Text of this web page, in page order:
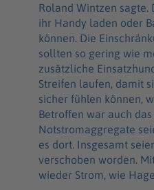
Roland Wintzen sagte.
ihr Handy laden oder
können. Die
sollten so gering wie
zusätzliche
Streifen laufen, damit
sicher fühlen können,
Betroffen war auch
Notstromaggregate
es dort. Insgesamt
verschoben worden.
wieder Strom, wie